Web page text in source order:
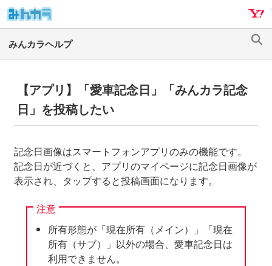
ナ
ビ
ゲ
ー
キ
ッ
プ
メ
イ
ン
コ
ス
キ
ッ
プ
【アプリ】「愛車記念日」「みんカラ記念
日」を投稿したい
記念日画像はスマートフォンアプリのみの機能です。
記念日が近づくと、アプリのマイページに記念日画像が
表示され、タップすると投稿画面になります。
注意
所有形態が「現在所有（メイン）」「現在
所有（サブ）」以外の場合、愛車記念日は
利用できません。